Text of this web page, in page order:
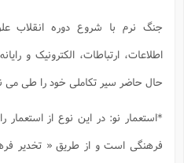
جنگ نرم با شروع دوره انقلاب
اطلاعات، ارتباطات، الکترونیک و
حال حاضر سیر تکاملی خود را طی می
*استعمار نو: در این نوع از استعمار
فرهنگی است و از طریق « تخدیر